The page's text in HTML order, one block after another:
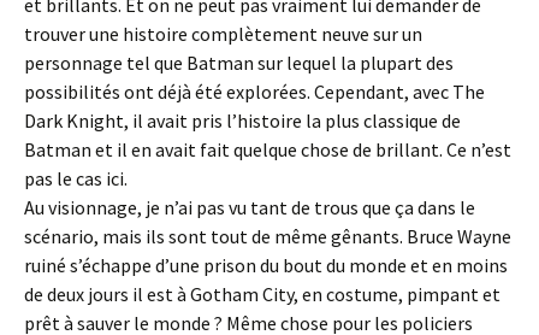
trouver une histoire complètement neuve sur un
personnage tel que Batman sur lequel la plupart des
possibilités ont déjà été explorées. Cependant, avec The
Dark Knight, il avait pris l’histoire la plus classique de
Batman et il en avait fait quelque chose de brillant. Ce n’est
pas le cas ici.
Au visionnage, je n’ai pas vu tant de trous que ça dans le
scénario, mais ils sont tout de même gênants. Bruce Wayne
ruiné s’échappe d’une prison du bout du monde et en moins
de deux jours il est à Gotham City, en costume, pimpant et
prêt à sauver le monde ? Même chose pour les policiers